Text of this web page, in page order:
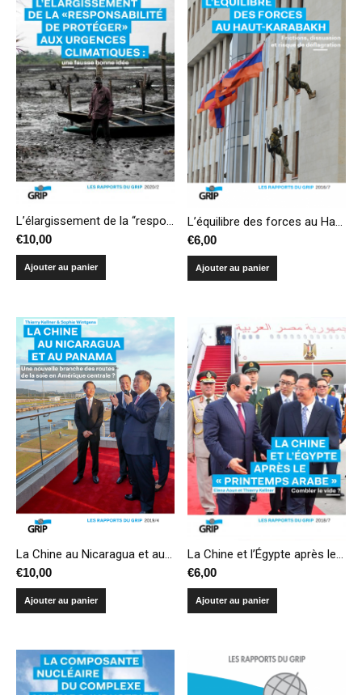
L’élargissement de la “responsabilité de protéger” aux urgences climatiques : une fausse bonne idée
€10,00
Ajouter au panier
L’équilibre des forces au Haut-Karabakh : frictions, dissuasion et risque de déflagration
€6,00
Ajouter au panier
La Chine au Nicaragua et au Panama : une nouvelle branche des routes de la soie en Amérique centrale ?
€10,00
Ajouter au panier
La Chine et l’Égypte après le « Printemps arabe » – Combler le vide ?
€6,00
Ajouter au panier